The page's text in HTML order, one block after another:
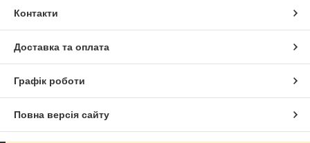
Контакти
Доставка та оплата
Графік роботи
Повна версія сайту